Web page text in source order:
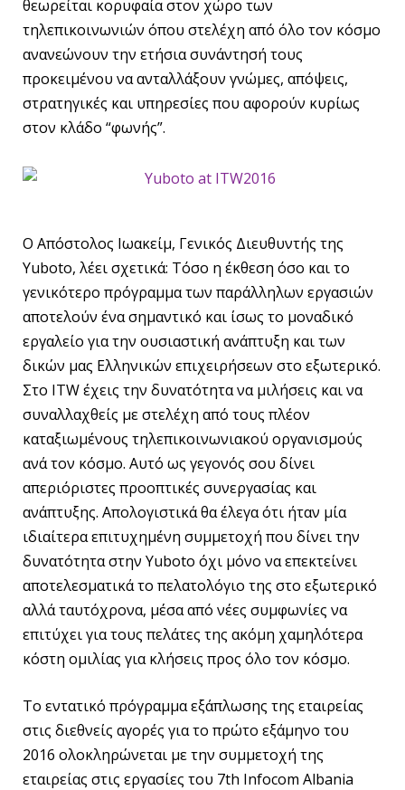
θεωρείται κορυφαία στον χώρο των
τηλεπικοινωνιών όπου στελέχη από όλο τον κόσμο
ανανεώνουν την ετήσια συνάντησή τους
προκειμένου να ανταλλάξουν γνώμες, απόψεις,
στρατηγικές και υπηρεσίες που αφορούν κυρίως
στον κλάδο “φωνής”.
Ο Απόστολος Ιωακείμ, Γενικός Διευθυντής της
Yuboto, λέει σχετικά: Τόσο η έκθεση όσο και το
γενικότερο πρόγραμμα των παράλληλων εργασιών
αποτελούν ένα σημαντικό και ίσως το μοναδικό
εργαλείο για την ουσιαστική ανάπτυξη και των
δικών μας Ελληνικών επιχειρήσεων στο εξωτερικό.
Στο ITW έχεις την δυνατότητα να μιλήσεις και να
συναλλαχθείς με στελέχη από τους πλέον
καταξιωμένους τηλεπικοινωνιακού οργανισμούς
ανά τον κόσμο. Αυτό ως γεγονός σου δίνει
απεριόριστες προοπτικές συνεργασίας και
ανάπτυξης. Απολογιστικά θα έλεγα ότι ήταν μία
ιδιαίτερα επιτυχημένη συμμετοχή που δίνει την
δυνατότητα στην Yuboto όχι μόνο να επεκτείνει
αποτελεσματικά το πελατολόγιο της στο εξωτερικό
αλλά ταυτόχρονα, μέσα από νέες συμφωνίες να
επιτύχει για τους πελάτες της ακόμη χαμηλότερα
κόστη ομιλίας για κλήσεις προς όλο τον κόσμο.
Το εντατικό πρόγραμμα εξάπλωσης της εταιρείας
στις διεθνείς αγορές για το πρώτο εξάμηνο του
2016 ολοκληρώνεται με την συμμετοχή της
εταιρείας στις εργασίες του 7th Infocom Albania